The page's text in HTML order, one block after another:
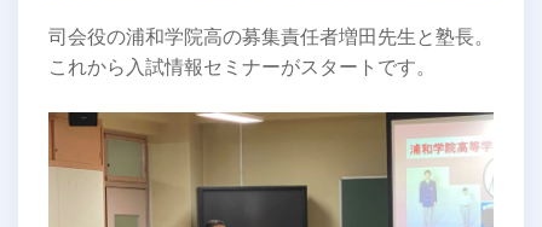
司会役の浦和学院高の募集責任者増田先生と塾長。
これから入試情報セミナーがスタートです。